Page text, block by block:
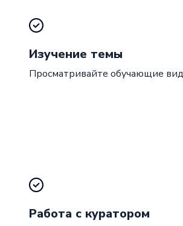
Изучение темы
Просматривайте обучающие
Работа с куратором